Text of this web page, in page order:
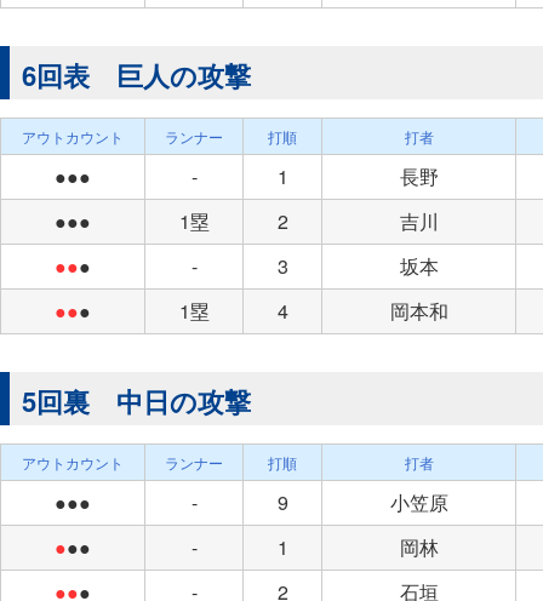
6回表 巨人の攻撃
アウトカウント ランナー 打順 打者
●●● - 1
長野
●●●
1塁 2
吉川
●●● - 3
坂本
●●● 1塁 4 岡本和
5回裏 中日の攻撃
アウトカウント ランナー 打順 打者
●●● - 9
小笠原
●●● - 1
岡林
●●● - 2 石垣